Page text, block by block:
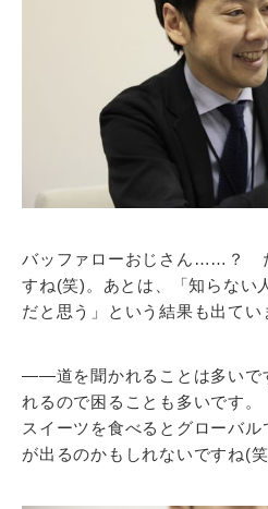
バッファローおじさん……？
すね(笑)。あとは、「知らない
だと思う」という結果も出てい
――道を聞かれることは多いで
れるので困ることも多いです。
スイーツを食べるとグローバ
が出るのかもしれないですね(笑